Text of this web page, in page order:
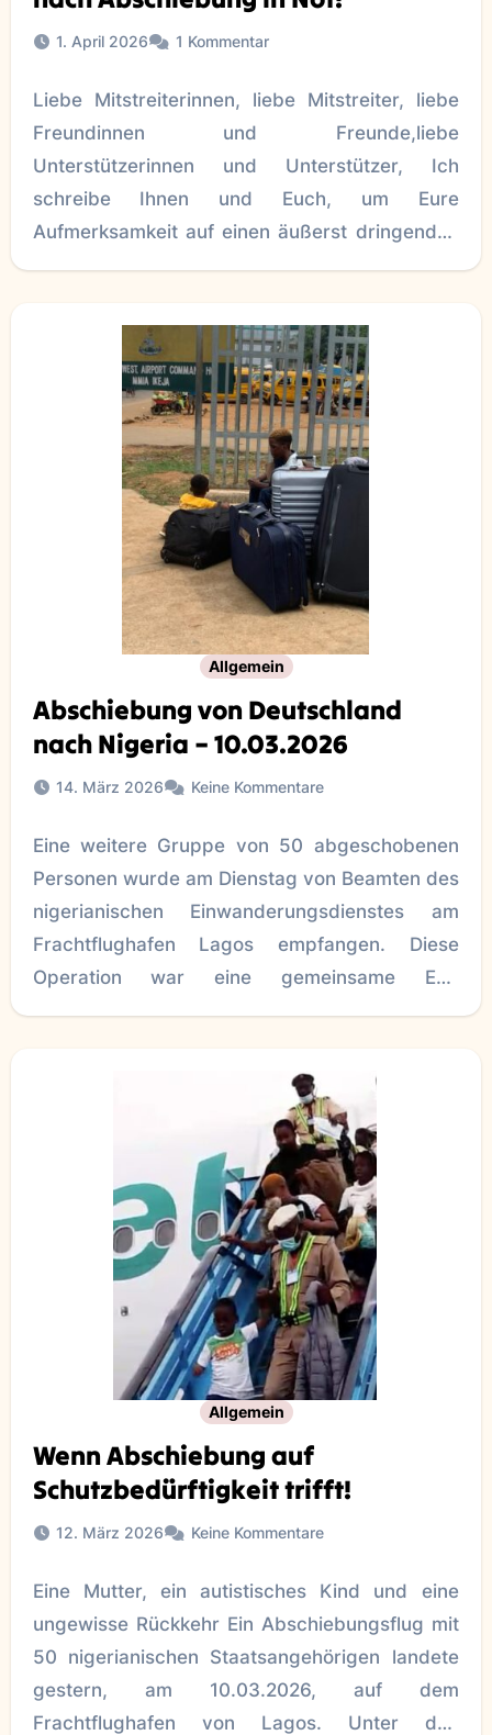
1. April 2026 1 Kommentar
Liebe Mitstreiterinnen, liebe Mitstreiter, liebe
Freundinnen und Freunde,liebe
Unterstützerinnen und Unterstützer, Ich
schreibe Ihnen und Euch, um Eure
Aufmerksamkeit auf einen äußerst dringenden
Fall zu lenken, der Mitgefühl und sofortige
Allgemein
Abschiebung von Deutschland
nach Nigeria – 10.03.2026
14. März 2026 Keine Kommentare
Eine weitere Gruppe von 50 abgeschobenen
Personen wurde am Dienstag von Beamten des
nigerianischen Einwanderungsdienstes am
Frachtflughafen Lagos empfangen. Diese
Operation war eine gemeinsame EU-
Abschiebungsmaßnahme, die von Deutschland
Allgemein
Wenn Abschiebung auf
Schutzbedürftigkeit trifft!
12. März 2026 Keine Kommentare
Eine Mutter, ein autistisches Kind und eine
ungewisse Rückkehr Ein Abschiebungsflug mit
50 nigerianischen Staatsangehörigen landete
gestern, am 10.03.2026, auf dem
Frachtflughafen von Lagos. Unter den